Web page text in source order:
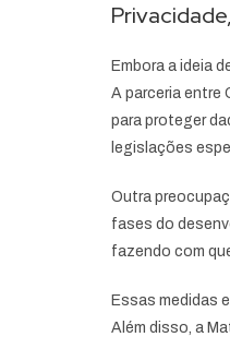
Embora a ideia
A parceria entre
para proteger
legislações
Outra
fases do
fazendo com
Essas medidas
Além disso, a